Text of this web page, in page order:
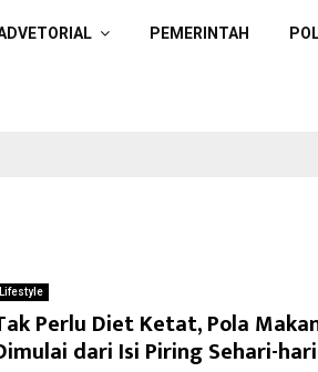
PEMERINTAH
Lifestyle
Perlu Diet Ketat, Pola
dari Isi Piring Sehari-hari